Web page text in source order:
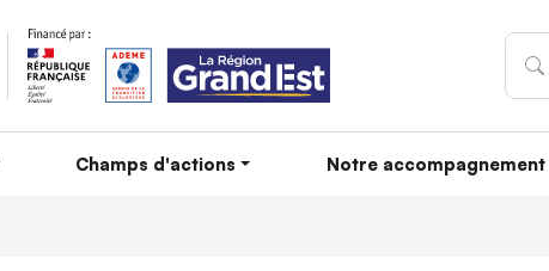
Champs d'actions Notre accompagnement